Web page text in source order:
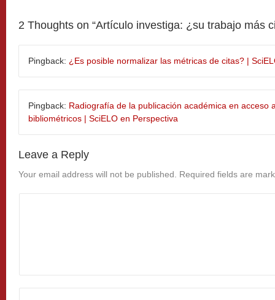
2 Thoughts on “Artículo investiga: ¿su trabajo más
Pingback: ¿Es posible normalizar las métricas de citas? |
Pingback: Radiografía de la publicación académica en acceso
bibliométricos | SciELO en Perspectiva
Leave a Reply
Your email address will not be published. Required fields are